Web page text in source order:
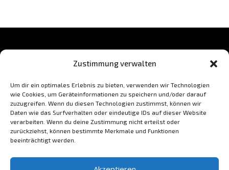
Zustimmung verwalten
Um dir ein optimales Erlebnis zu bieten, verwenden wir Technologien
wie Cookies, um Geräteinformationen zu speichern und/oder darauf
zuzugreifen. Wenn du diesen Technologien zustimmst, können wir
Daten wie das Surfverhalten oder eindeutige IDs auf dieser Website
verarbeiten. Wenn du deine Zustimmung nicht erteilst oder
zurückziehst, können bestimmte Merkmale und Funktionen
beeinträchtigt werden.
BLEIB AUF DEM LAUFENDEN